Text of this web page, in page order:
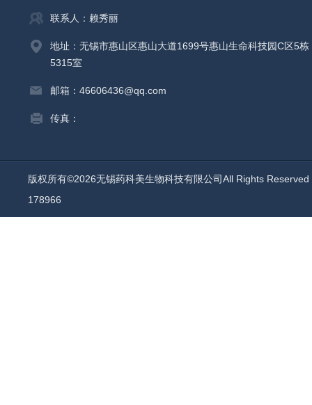
联系人：赖秀丽
地址：无锡市惠山区惠山大道1699号惠山生命科技园C区5栋
5315室
邮箱：46606436@qq.com
传真：
版权所有©2026无锡药科美生物科技有限公司All Rights
178966